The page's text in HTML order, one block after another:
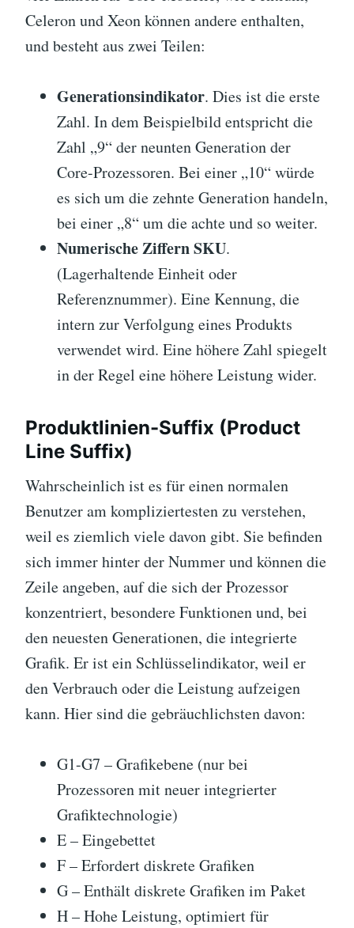
Celeron und Xeon können andere enthalten,
und besteht aus zwei Teilen:
Generationsindikator. Dies ist die erste
Zahl. In dem Beispielbild entspricht die
Zahl „9“ der neunten Generation der
Core-Prozessoren. Bei einer „10“ würde
es sich um die zehnte Generation handeln,
bei einer „8“ um die achte und so weiter.
Numerische Ziffern SKU.
(Lagerhaltende Einheit oder
Referenznummer). Eine Kennung, die
intern zur Verfolgung eines Produkts
verwendet wird. Eine höhere Zahl spiegelt
in der Regel eine höhere Leistung wider.
Produktlinien-Suffix (Product
Line Suffix)
Wahrscheinlich ist es für einen normalen
Benutzer am kompliziertesten zu verstehen,
weil es ziemlich viele davon gibt. Sie befinden
sich immer hinter der Nummer und können die
Zeile angeben, auf die sich der Prozessor
konzentriert, besondere Funktionen und, bei
den neuesten Generationen, die integrierte
Grafik. Er ist ein Schlüsselindikator, weil er
den Verbrauch oder die Leistung aufzeigen
kann. Hier sind die gebräuchlichsten davon:
G1-G7 – Grafikebene (nur bei
Prozessoren mit neuer integrierter
Grafiktechnologie)
E – Eingebettet
F – Erfordert diskrete Grafiken
G – Enthält diskrete Grafiken im Paket
H – Hohe Leistung, optimiert für